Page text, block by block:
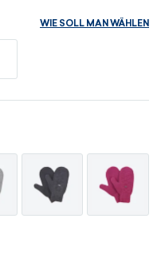
WIE SOLL MAN WÄHLEN